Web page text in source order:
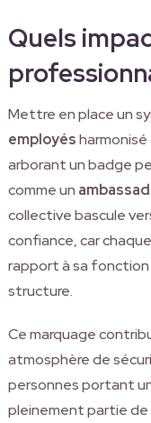
Quels
Mettre en place un
employésharmonisé
arborant un badge
comme un
collective bascule
confiance, car
rapport à sa
structure.
Ce marquage
atmosphère de
personnes portant
pleinement partie de